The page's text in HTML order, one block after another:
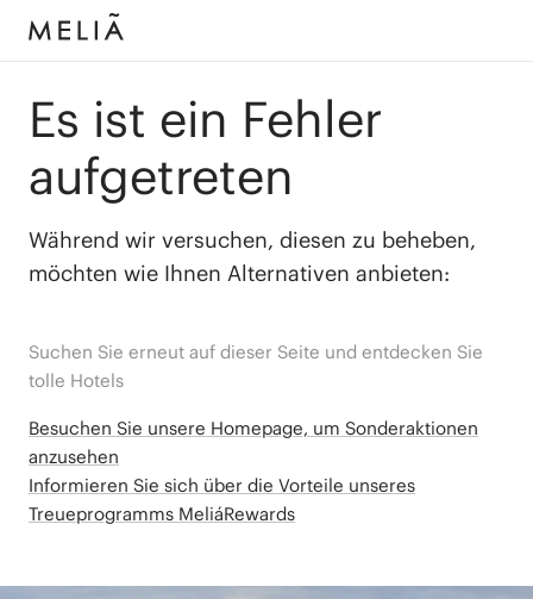
Es ist ein Fehler
aufgetreten
Während wir versuchen, diesen zu beheben,
möchten wie Ihnen Alternativen anbieten:
Suchen Sie erneut auf dieser Seite und entdecken Sie
tolle Hotels
Besuchen Sie unsere Homepage, um Sonderaktionen
anzusehen
Informieren Sie sich über die Vorteile unseres
Treueprogramms MeliáRewards